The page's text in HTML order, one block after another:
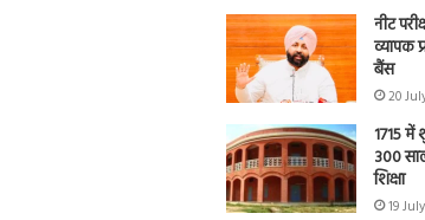
नीट
व्यापक
बैंस
20
1715 में
300
शिक्षा
19